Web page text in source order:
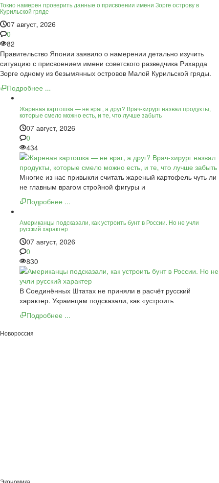
Токио намерен проверить данные о присвоении имени Зорге острову в
Курильской гряде
07 август, 2026
0
82
Правительство Японии заявило о намерении детально изучить
ситуацию с присвоением имени советского разведчика Рихарда
Зорге одному из безымянных островов Малой Курильской гряды.
Подробнее ...
Жареная картошка — не враг, а друг? Врач-хирург назвал продукты,
которые смело можно есть, и те, что лучше забыть
07 август, 2026
0
434
Многие из нас привыкли считать жареный картофель чуть ли
не главным врагом стройной фигуры и
Подробнее ...
Американцы подсказали, как устроить бунт в России. Но не учли
русский характер
07 август, 2026
0
830
В Соединённых Штатах не приняли в расчёт русский
характер. Украинцам подсказали, как «устроить
Подробнее ...
Новороссия
Экономика